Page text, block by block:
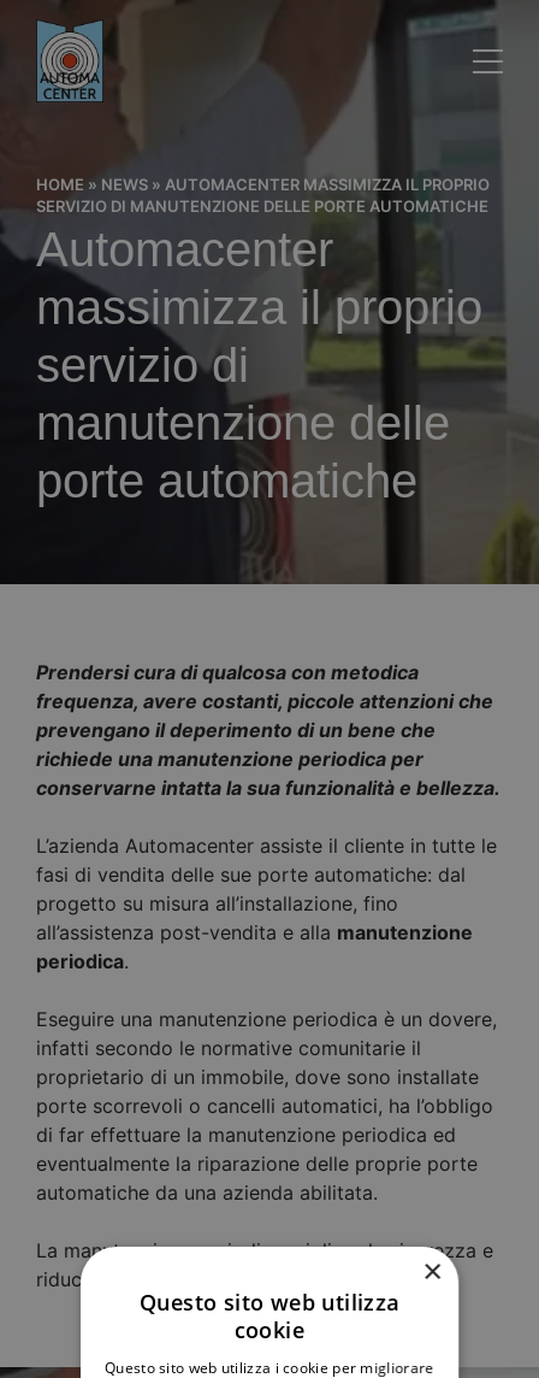
HOME » NEWS »AUTOMACENTER MASSIMIZZA IL PROPRIO
SERVIZIO DI MANUTENZIONE DELLE PORTE AUTOMATICHE
Automacenter
massimizza il proprio
servizio di
manutenzione delle
porte automatiche
Prendersi cura di qualcosa con metodica
frequenza, avere costanti, piccole attenzioni che
prevengano il deperimento di un bene che
richiede una manutenzione periodica per
conservarne intatta la sua funzionalità e bellezza.
L’azienda Automacenter assiste il cliente in tutte le
fasi di vendita delle sue porte automatiche: dal
progetto su misura all’installazione, fino
all’assistenza post-vendita e alla manutenzione
periodica.
Eseguire una manutenzione periodica è un dovere,
infatti secondo le normative comunitarie il
proprietario di un immobile, dove sono installate
porte scorrevoli o cancelli automatici, ha l’obbligo
di far effettuare la manutenzione periodica ed
eventualmente la riparazione delle proprie porte
automatiche da una azienda abilitata.
La manutenzione periodica migliora la sicurezza e
riduce i rischi.
×
Questo sito web utilizza
cookie
Questo sito web utilizza i cookie per migliorare